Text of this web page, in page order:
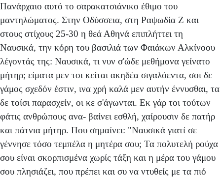
Πανάρχαιο αυτό το σαρακατσιάνικο έθιμο του
μαντηλώματος. Στην Οδύσσεια, στη Ραψωδία Ζ και
στους στίχους 25-30 η θεά Αθηνά επιπλήττει τη
Ναυσικά, την κόρη του βασιλιά των Φαιάκων Αλκίνοου
λέγοντάς της: Ναυσικά, τι νυν σ'ώδε μεθήμονα γείνατο
μήτηρ; είματα μεν τοι κείται ακηδέα σιγαλόεντα, σοι δε
γάμος σχεδόν έστιν, ινα χρή καλά μεν αυτήν έννυσθαι, τα
δε τοίσι παρασχείν, οι κε σ'άγωνται. Εκ γάρ τοι τούτων
φάτις ανθρώπους ανα- βαίνει εσθλή, χαίρουσιν δε πατήρ
και πάτνια μήτηρ. Που σημαίνει: "Ναυσικά γιατί σε
γέννησε τόσο τεμπέλα η μητέρα σου; Τα πολυτελή ρούχα
σου είναι σκορπισμένα χωρίς τάξη και η μέρα του γάμου
σου πλησιάζει, που πρέπει και συ να ντυθείς με τα πιό